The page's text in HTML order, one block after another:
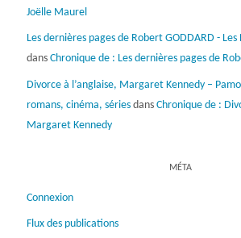
Joëlle Maurel
Les dernières pages de Robert GODDARD -
dans Chronique de : Les dernières pages de
Divorce à l’anglaise, Margaret Kennedy –
romans, cinéma, sériesdans Chronique de :
Margaret Kennedy
MÉTA
Connexion
Flux des publications